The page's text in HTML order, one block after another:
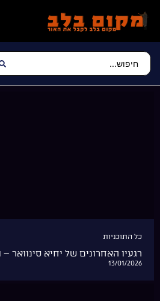
כל התוכניות
רגעיו האחרונים של יחיא סינוואר
13/01/2026